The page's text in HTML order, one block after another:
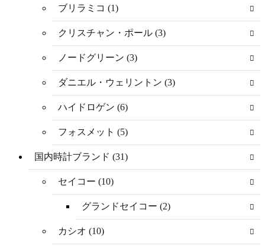
ブリラミコ (1)
クリスチャン・ポール (3)
ノードグリーン (3)
ダニエル・ウェリントン (3)
ハイドロゲン (6)
フォスメット (5)
国内時計ブランド (31)
セイコー (10)
グランドセイコー (2)
カシオ (10)